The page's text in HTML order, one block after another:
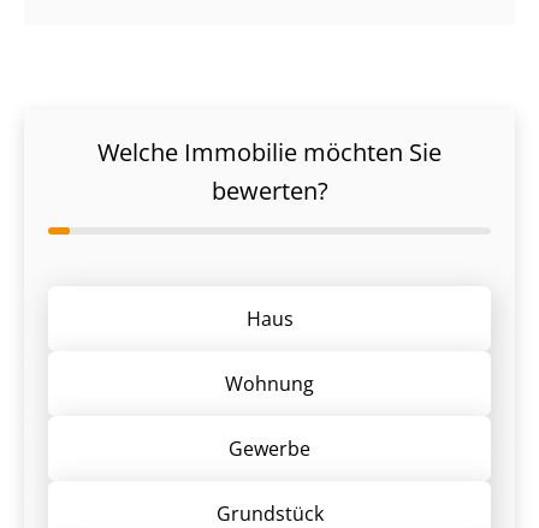
Welche Immobilie möchten Sie
bewerten?
Haus
Wohnung
Gewerbe
Grund­stück